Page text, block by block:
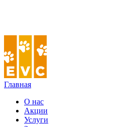
Главная
О нас
Акции
Услуги